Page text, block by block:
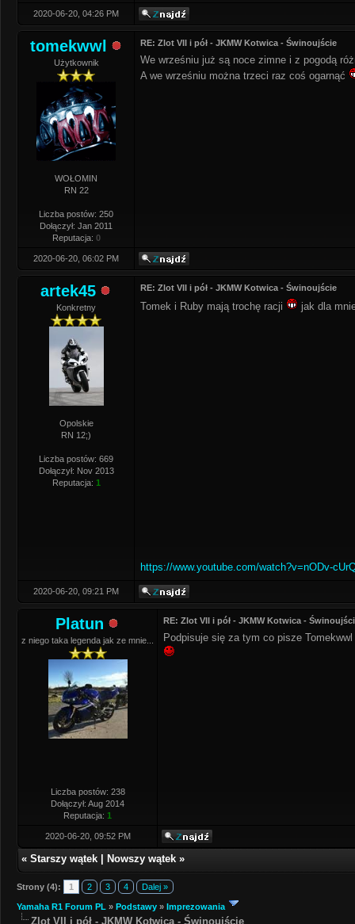
2020-06-20, 04:26 PM
tomekwwl
Użytkownik
WOŁOMIN
RN 22
Liczba postów: 250
Dołączył: Jan 2011
Reputacja: 0
RE: Zlot VII i pół - JKMW Kotwica - Świnoujście
We wrześniu już są noce zimne i z pogodą
A we wrześniu można trzeci raz coś ogarnąć
2020-06-20, 06:02 PM
artek45
Konkretny
Opolskie
RN 12;)
Liczba postów: 669
Dołączył: Nov 2013
Reputacja: 1
RE: Zlot VII i pół - JKMW Kotwica - Świnoujście
Tomek i Ruby mają trochę racji jak dla
https://www.youtube.com/watch?v=nODv-
2020-06-20, 09:21 PM
Platun
z niego taka legenda jak ze mnie...
Liczba postów: 238
Dołączył: Aug 2014
Reputacja: 1
RE: Zlot VII i pół - JKMW Kotwica -
Podpisuje się za tym co pisze
2020-06-20, 09:52 PM
« Starszy wątek Nowszy wątek »
Strony (4): 1 2 3 4 Dalej »
Yamaha R1 Forum PL » Podstawy » Imprezowania
Zlot VII i pół - JKMW Kotwica - Świnoujście